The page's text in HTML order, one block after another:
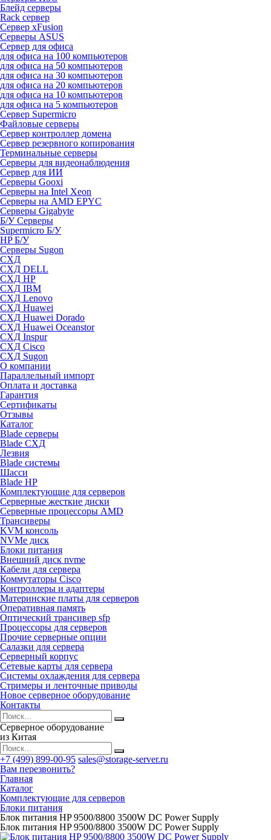
Блейд серверы
Rack сервер
Сервер xFusion
Серверы ASUS
Сервер для офиса
для офиса на 100 компьютеров
для офиса на 50 компьютеров
для офиса на 30 компьютеров
для офиса на 20 компьютеров
для офиса на 10 компьютеров
для офиса на 5 компьютеров
Сервер Supermicro
Файловые серверы
Сервер контроллер домена
Сервер резервного копирования
Терминальные серверы
Серверы для видеонаблюдения
Сервер для ИИ
Серверы Gooxi
Серверы на Intel Xeon
Серверы на AMD EPYC
Серверы Gigabyte
Б/У Серверы
Supermicro Б/У
HP Б/У
Серверы Sugon
СХД
СХД DELL
СХД HP
СХД IBM
СХД Lenovo
СХД Huawei
СХД Huawei Dorado
СХД Huawei Oceanstor
СХД Inspur
СХД Cisco
СХД Sugon
О компании
Параллельный импорт
Оплата и доставка
Гарантия
Сертификаты
Отзывы
Каталог
Blade серверы
Blade СХД
Лезвия
Blade системы
Шасси
Blade HP
Комплектующие для серверов
Серверные жесткие диски
Серверные процессоры AMD
Трансиверы
KVM консоль
NVMe диск
Блоки питания
Внешний диск nvme
Кабели для сервера
Коммутаторы Cisco
Контроллеры и адаптеры
Материнские платы для серверов
Оперативная память
Оптический трансивер sfp
Процессоры для серверов
Прочие серверные опции
Салазки для сервера
Серверный корпус
Сетевые карты для сервера
Системы охлаждения для сервера
Стримеры и ленточные приводы
Новое серверное оборудование
Контакты
Серверное оборудование
из Китая
+7 (499) 899-00-95 sales@storage-server.ru
Вам перезвонить?
Главная
Каталог
Комплектующие для серверов
Блоки питания
Блок питания HP 9500/8800 3500W DC Power Supply
Блок питания HP 9500/8800 3500W DC Power Supply